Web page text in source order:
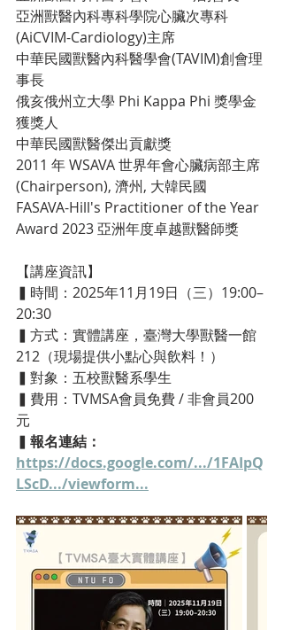
亞洲獸醫內科專科學院心臟次專科
(AiCVIM-Cardiology)主席
中華民國獸醫內科醫學會(TAVIM)創會理
事長
俄亥俄州立大學 Phi Kappa Phi 獎學金
獲獎人
中華民國獸醫傑出貢獻獎
2011 年 WSAVA 世界年會心臟病部主席
(Chairperson), 濟州, 大韓民國
FASAVA-Hill's Practitioner of the Year
Award 2023 亞洲年度卓越獸醫師獎
【講座資訊】
▍ 時間 ： 2025年11月19日（三）19:00–
20:30
▍ 方式：實體講座，臺灣大學獸醫一館
212（現場提供小點心與飲料！）
▍ 對象：五校獸醫系學生
▍ 費用：TVMSA會員免費 / 非會員200
元
▍ 報名連結：
https://docs.google.com/.../1FAIpQ
LScD.../viewform...